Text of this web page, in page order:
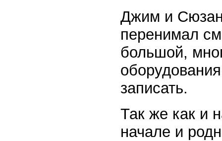
Джим и
перенимал
большой,
записать.
Так же как и
начале и